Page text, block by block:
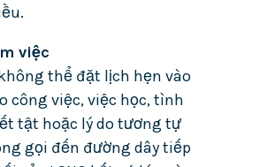
việc
thể đặt lịch hẹn vào
công việc, việc học, tình
tật hoặc lý do tương tự
gọi đến đường dây tiếp